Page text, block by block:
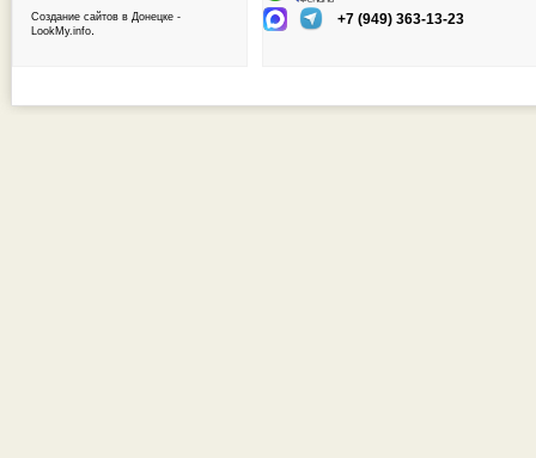
Создание сайтов в Донецке -
LookMy.info
+7 (949) 363-13-23